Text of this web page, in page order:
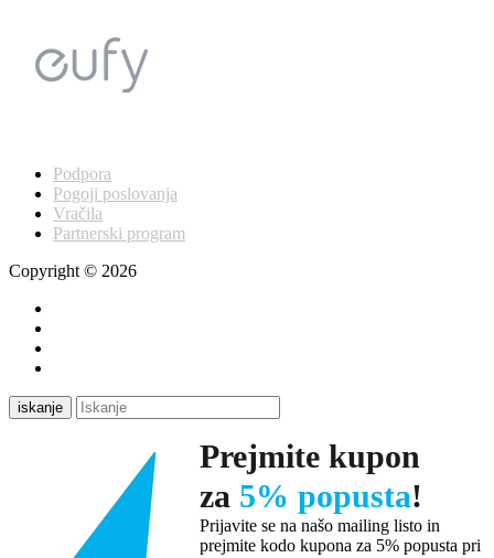
Podpora
Pogoji poslovanja
Vračila
Partnerski program
Copyright © 2026
iskanje
Prejmite kupon
za 5% popusta!
Prijavite se na našo mailing listo in
prejmite kodo kupona za 5% popusta pri